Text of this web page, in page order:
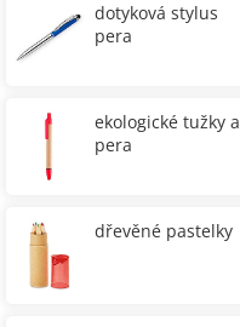
dotyková stylus
pera
ekologické tužky a
pera
dřevěné pastelky